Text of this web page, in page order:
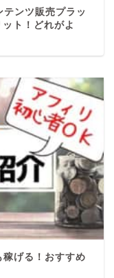
ンツ販売プラッ
ト！どれがよ
げる！おすすめ